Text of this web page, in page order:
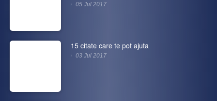
05 Jul 2017
15 citate care te pot ajuta
03 Jul 2017